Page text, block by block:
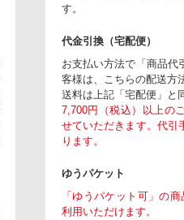
す。
代金引換（宅配便）
お支払い方法で「商品代
客様は、こちらの配送方
送料は上記「宅配便」と
7,700円（税込）以上の
せていただきます。代引
ります。
ゆうパケット
「ゆうパケット可」の
利用いただけます。